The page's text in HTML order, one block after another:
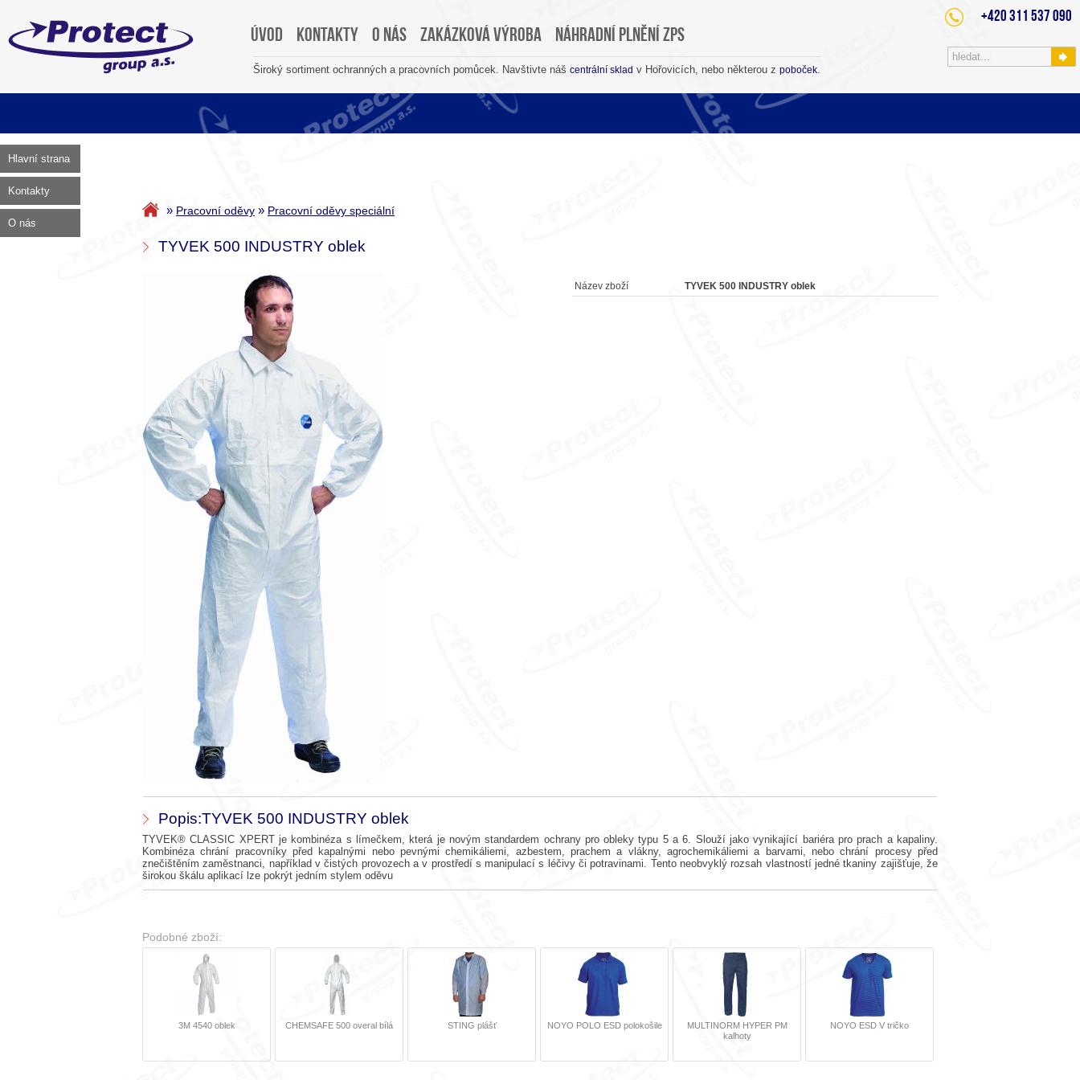
» Pracovní oděvy » Pracovní oděvy speciální
TYVEK 500 INDUSTRY oblek
Název zboží TYVEK 500 INDUSTRY oblek
Popis:TYVEK 500 INDUSTRY oblek
TYVEK® CLASSIC XPERT je kombinéza s límečkem, která je novým standardem ochrany pro obleky typu 5 a 6. Slouží jako vynikající bariéra pro prach a kapaliny.
Kombinéza chrání pracovníky před kapalnými nebo pevnými chemikáliemi, azbestem, prachem a vlákny, agrochemikáliemi a barvami, nebo chrání procesy před
znečištěním zaměstnanci, například v čistých provozech a v prostředí s manipulací s léčivy či potravinami. Tento neobvyklý rozsah vlastností jedné tkaniny zajišťuje, že
širokou škálu aplikací lze pokrýt jedním stylem oděvu
Podobné zboží:
3M 4540 oblek CHEMSAFE 500 overal bílá STING plášť NOYO POLO ESD polokošile
MULTINORM HYPER PM
kalhoty
NOYO ESD V tričko
Hlavní strana
Kontakty
O nás
Úvod Kontakty O nás Zakázková výroba Náhradní plnění ZPS
+420 311 537 090
Široký sortiment ochranných a pracovních pomůcek. Navštivte náš centrální sklad v Hořovicích, nebo některou z poboček.